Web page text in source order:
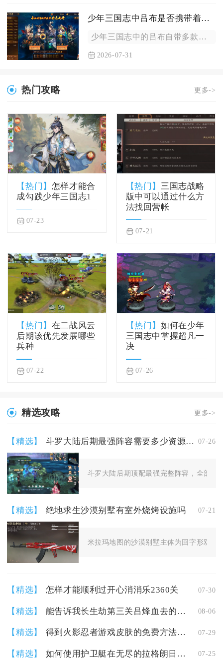
少年三国志中吕布是否携带着令人垂涎的宝物
少年三国志中的吕布自带多款属性与实战效果顶尖、值得全力获取的...
2026-07-31
热门攻略 更多->
【热门】 怎样才能合
成勾践少年三国志1
07-23
【热门】三国志战略
版中可以通过什么方
法找回营帐
07-21
【热门】 在二战风云
后期该优先发展哪些
兵种
07-22
【热门】如何在少年
三国志中掌握超凡一
决
07-26
精选攻略 更多->
【精选】 斗罗大陆后期最强阵容需要多少资源投入 07-26
斗罗大陆后期顶配最强完整阵容，全部角
【精选】 绝地求生沙漠别墅有室外烧烤设施吗 07-21
米拉玛地图的沙漠别墅主体为回字形双层
【精选】 怎样才能顺利过开心消消乐2360关 07-30
【精选】 能告诉我长生劫第三关吕烽血去的方式吗 08-06
【精选】 得到火影忍者游戏皮肤的免费方法是什么 07-29
【精选】 如何使用护卫艇在无尽的拉格朗日中战斗 07-25